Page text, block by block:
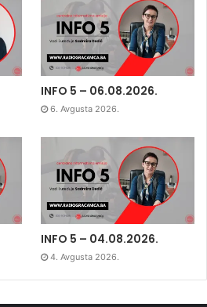
INFO 5 – 06.08.2026.
6. Avgusta 2026.
INFO 5 – 04.08.2026.
4. Avgusta 2026.